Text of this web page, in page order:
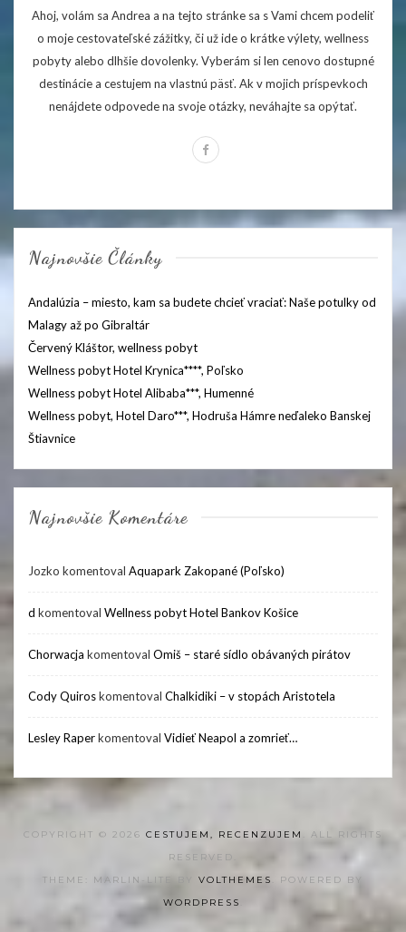
Ahoj, volám sa Andrea a na tejto stránke sa s Vami chcem podeliť
o moje cestovateľské zážitky, či už ide o krátke výlety, wellness
pobyty alebo dlhšie dovolenky. Vyberám si len cenovo dostupné
destinácie a cestujem na vlastnú päsť. Ak v mojich príspevkoch
nenájdete odpovede na svoje otázky, neváhajte sa opýtať.
Najnovšie Články
Andalúzia – miesto, kam sa budete chcieť vraciať: Naše potulky od
Malagy až po Gibraltár
Červený Kláštor, wellness pobyt
Wellness pobyt Hotel Krynica****, Poľsko
Wellness pobyt Hotel Alibaba***, Humenné
Wellness pobyt, Hotel Daro***, Hodruša Hámre neďaleko Banskej
Štiavnice
Najnovšie Komentáre
Jozko komentoval Aquapark Zakopané (Poľsko)
d komentoval Wellness pobyt Hotel Bankov Košice
Chorwacja komentoval Omiš – staré sídlo obávaných pirátov
Cody Quiroskomentoval Chalkidiki – v stopách Aristotela
Lesley Raperkomentoval Vidieť Neapol a zomrieť…
COPYRIGHT © 2026 CESTUJEM, RECENZUJEM . ALL RIGHTS
RESERVED.
THEME: MARLIN-LITE BY VOLTHEMES
. POWERED BY
WORDPRESS